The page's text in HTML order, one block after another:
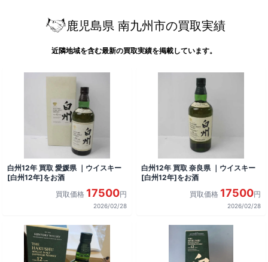
鹿児島県 南九州市の買取実績
近隣地域を含む最新の買取実績を掲載しています。
白州12年 買取 愛媛県 ｜ウイスキー
[白州12年]をお酒
買取価格 17500円
2026/02/28
白州12年 買取 奈良県 ｜ウイスキー
[白州12年]をお酒
買取価格 17500円
2026/02/28